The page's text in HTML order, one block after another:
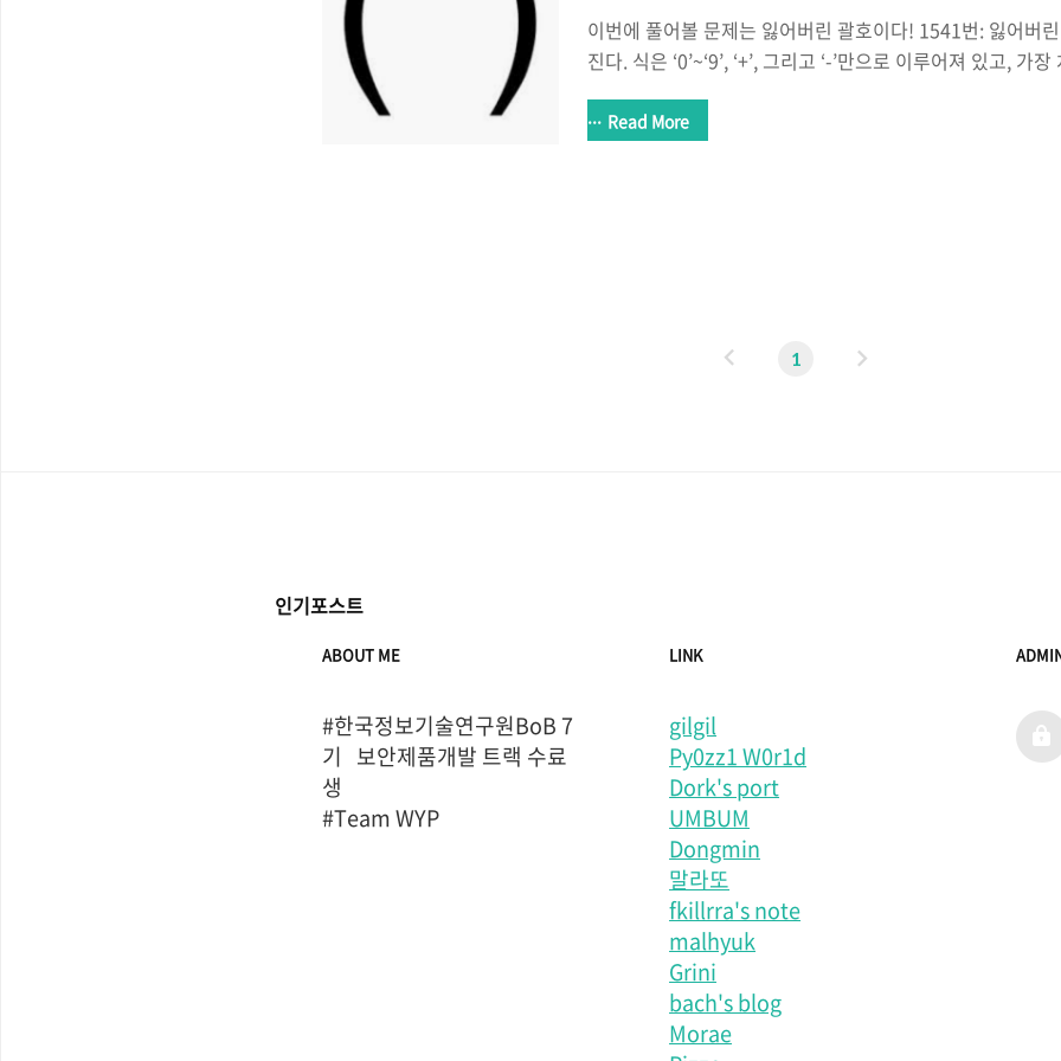
이번에 풀어볼 문제는 잃어버린 괄호이다! 1541번: 잃어버
진다. 식은 ‘0’~‘9’, ‘+’, 그리고 ‘-’만으로 이루어져 있고, 가
www.acmicpc.net 나름대로 규칙성을 찾아서 문제푸는것을
Read More
1
다
인기포스트
ABOUT ME
#한국정보기술연구원BoB 7
기   보안제품개발 트랙 수료
생
#Team WYP
LINK
gilgil
Py0zz1 W0r1d
Dork's port
UMBUM
Dongmin
말라또
fkillrra's note
malhyuk
Grini
bach's blog
Morae